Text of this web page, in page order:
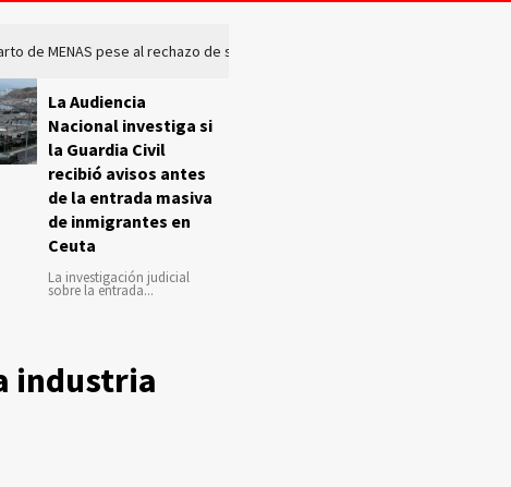
de MENAS pese al rechazo de sus comunidades
La Audiencia
Nacional investiga si
la Guardia Civil
recibió avisos antes
de la entrada masiva
de inmigrantes en
Ceuta
La investigación judicial
sobre la entrada...
industria